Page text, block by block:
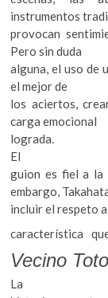
instrumentos
provocan
Pero sin duda
alguna, el uso de
el mejor de
los aciertos,
carga emocional
lograda.
El
guion es fiel a la
embargo,
incluir el respeto
característica
Vecino
La